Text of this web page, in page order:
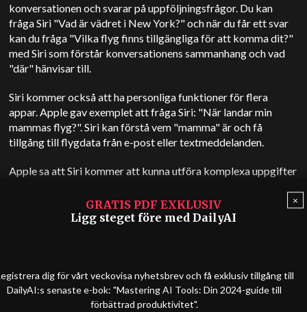
konversationen och svarar på uppföljningsfrågor. Du kan
fråga Siri "Vad är vädret i New York?" och när du får ett svar
kan du fråga "Vilka flyg finns tillgängliga för att komma dit?"
med Siri som förstår konversationens sammanhang och vad
"där" hänvisar till.
Siri kommer också att ha personliga funktioner för flera
appar. Apple gav exemplet att fråga Siri: "När landar min
mammas flyg?". Siri kan förstå vem "mamma" är och få
tillgång till flygdata från e-post eller textmeddelanden.
Apple sa att Siri kommer att kunna utföra komplexa uppgifter
sedan extrahera ID-numret för att klistra in i ett formulär.
vardagen. Det här kan verkligen bli en
gamechanger.
#wwdc24 pic.twitter.com/txhxMcb9pM
×
GRATIS PDF EXKLUSIV
Ligg steget före med DailyAI
dig för vårt veckovisa nyhetsbrev och få exklusiv tillgång till
DailyAI:s senaste e-bok: "Mastering AI Tools: Din 2024-guide till
förbättrad produktivitet".